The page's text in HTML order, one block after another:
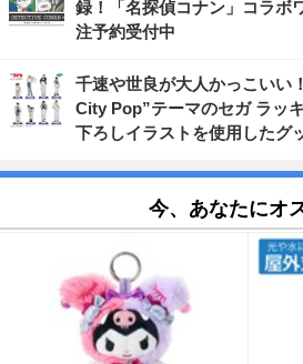
録！「名探偵コナン」コラボ
注予約受付中
千速や世良が大人かっこいい
City Pop”テーマのセガ ラッ
下ろしイラストを使用したグ
今、あなたにオ